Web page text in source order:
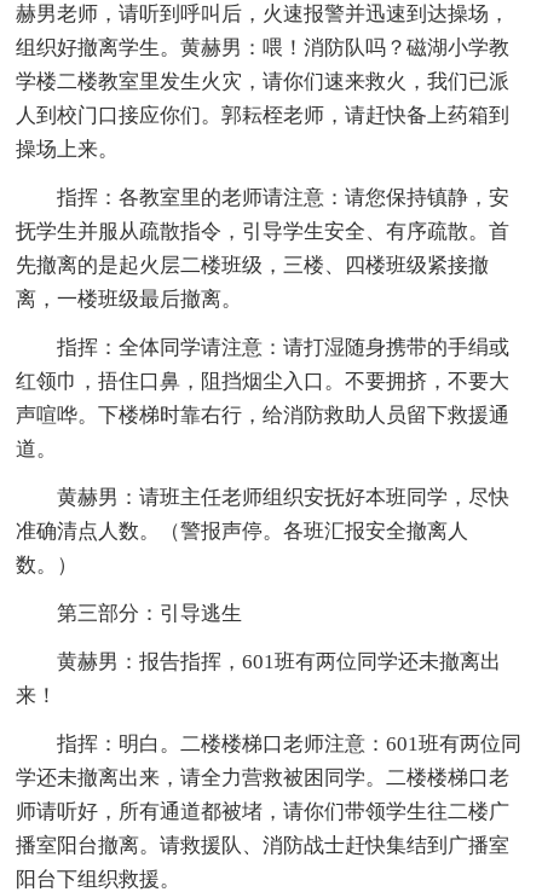
赫男老师，请听到呼叫后，火速报警并迅速到达操场，
组织好撤离学生。黄赫男：喂！消防队吗？磁湖小学教
学楼二楼教室里发生火灾，请你们速来救火，我们已派
人到校门口接应你们。郭耘桎老师，请赶快备上药箱到
操场上来。
指挥：各教室里的老师请注意：请您保持镇静，安
抚学生并服从疏散指令，引导学生安全、有序疏散。首
先撤离的是起火层二楼班级，三楼、四楼班级紧接撤
离，一楼班级最后撤离。
指挥：全体同学请注意：请打湿随身携带的手绢或
红领巾，捂住口鼻，阻挡烟尘入口。不要拥挤，不要大
声喧哗。下楼梯时靠右行，给消防救助人员留下救援通
道。
黄赫男：请班主任老师组织安抚好本班同学，尽快
准确清点人数。（警报声停。各班汇报安全撤离人
数。）
第三部分：引导逃生
黄赫男：报告指挥，601班有两位同学还未撤离出
来！
指挥：明白。二楼楼梯口老师注意：601班有两位同
学还未撤离出来，请全力营救被困同学。二楼楼梯口老
师请听好，所有通道都被堵，请你们带领学生往二楼广
播室阳台撤离。请救援队、消防战士赶快集结到广播室
阳台下组织救援。